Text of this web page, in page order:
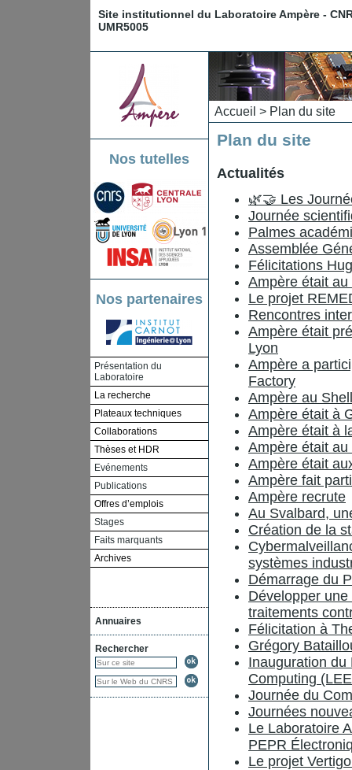
Site institutionnel du Laboratoire Ampère -
UMR5005
Nos tutelles
Nos partenaires
Présentation du
Laboratoire
La recherche
Plateaux techniques
Collaborations
Thèses et HDR
Evénements
Publications
Offres d’emplois
Stages
Faits marquants
Archives
Annuaires
Rechercher
Accueil > Plan du site
Plan du site
Actualités
🌿🤝 Les
Journée
Palmes
Assemblée
Félicitations
Ampère était
Le projet
Rencontres
Ampère était
Lyon
Ampère a
Factory
Ampère au
Ampère était à
Ampère était à
Ampère était
Ampère était
Ampère fait
Ampère recrute
Au Svalbard,
Création de la
systèmes
Démarrage du
Développer
traitements
Félicitation à
Grégory
Inauguration du
Computing
Journée du
Journées
Le Laboratoire
PEPR
Le projet